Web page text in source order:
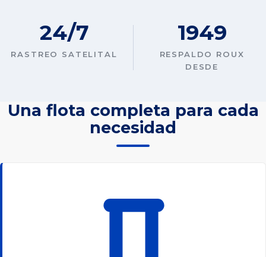
24/7
RASTREO SATELITAL
1949
RESPALDO ROUX
DESDE
Una flota completa para cada
necesidad